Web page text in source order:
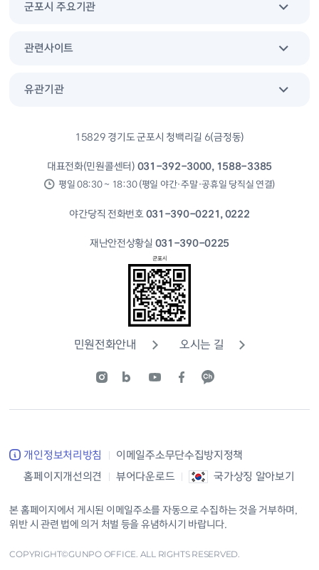
군포시 주요기관
관련사이트
유관기관
15829 경기도 군포시 청백리길 6(금정동)
대표전화(민원콜센터) 031-392-3000, 1588-3385
평일 08:30 ~ 18:30 (평일 야간·주말·공휴일 당직실 연결)
야간당직 전화번호031-390-0221, 0222
재난안전상황실 031-390-0225
민원전화안내 오시는 길
개인정보처리방침
이메일주소무단수집방지정책
홈페이지개선의견
뷰어다운로드 국가상징 알아보기
본 홈페이지에서 게시된 이메일주소를 자동으로 수집하는 것을 거부하며,
위반 시 관련 법에 의거 처벌 등을 유념하시기 바랍니다.
COPYRIGHT©GUNPO OFFICE. ALL RIGHTS RESERVED.